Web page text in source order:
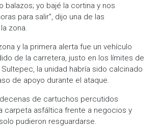
balazos; yo bajé la cortina y nos
para salir", dijo una de las
zona.
y la primera alerta fue un vehículo
de la carretera, justo en los límites de
la unidad habría sido calcinado
de apoyo durante el ataque.
de cartuchos percutidos
carpeta asfáltica frente a negocios y
pudieron resguardarse.